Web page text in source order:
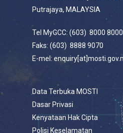
Putrajaya, MALAYSIA
Tel MyGCC: (603) 8000 8000
Faks: (603) 8888 9070
E-mel:
Data Terbuka MOSTI
Dasar Privasi
Kenyataan Hak Cipta
Polisi Keselamatan